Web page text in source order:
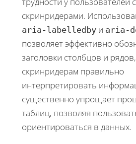
скринридерами.
aria-labelledby и aria-
позволяет эффективно
заголовки столбцов и
скринридерам правильно
интерпретировать
существенно упрощает
таблиц, позволяя
ориентироваться в данных.